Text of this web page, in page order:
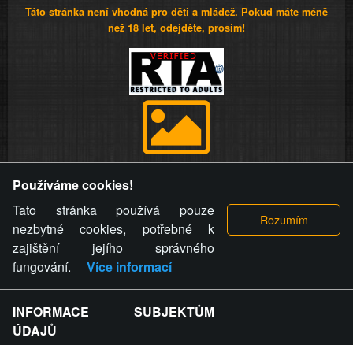
Táto stránka není vhodná pro děti a mládež. Pokud máte méně
než 18 let, odejděte, prosím!
videa a komentáře. Osoba, které se toto opatření provozovatele
stránky týče, ani osoba, která umístila fotografii nebo video na
stránku, nemůže z důvodu odstranění fotografie, videa nebo
komentáře pro výše uvedenou okolnost uplatnit vůči
provozovateli stránky žádný nárok na náhradu škody nebo
nemajetkové újmy.
ZVRÁCENÝ.CZ - Svět není zvrácenej. To jen
Používáme cookies!
Tato stránka používá pouze
nezbytné cookies, potřebné k
zajištění jejího správného
fungování.
Více informací
INFORMACE SUBJEKTŮM
ÚDAJŮ